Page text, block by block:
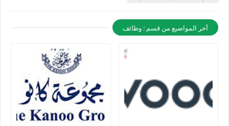
أخر المواضيع من قسم : وظائف